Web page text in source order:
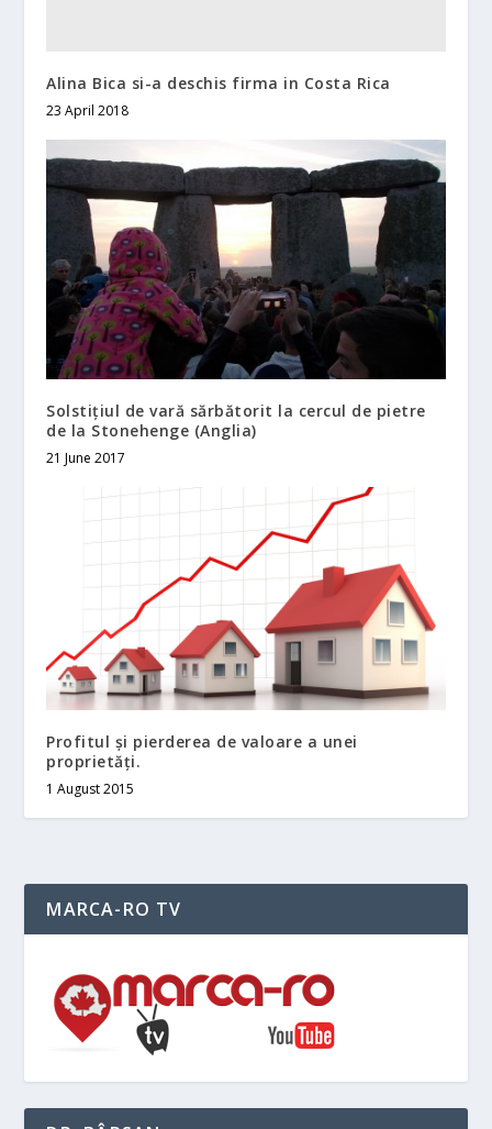
Alina Bica si-a deschis firma in Costa Rica
23 April 2018
Solstițiul de vară sărbătorit la cercul de pietre
de la Stonehenge (Anglia)
21 June 2017
Profitul și pierderea de valoare a unei
proprietăți.
1 August 2015
MARCA-RO TV